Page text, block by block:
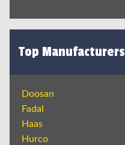
Top Manufacturers
Doosan
Fadal
Haas
Hurco